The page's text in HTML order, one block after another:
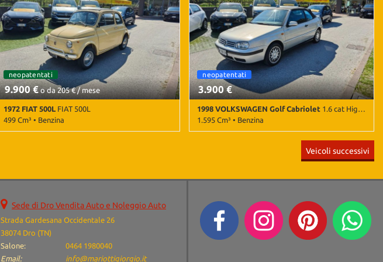
Sensori di parcheggio posteriori • Servosterzo
Immobilizzatore elettronico • Servosterzo
neopatentati
9.900 €o da 205 € / mese
1972 FIAT 500LFIAT 500L
499 Cm³ • Benzina
neopatentati cabrio neopatentati cabrio
3.900 €
1998 VOLKSWAGEN Golf Cabriolet 1.6 cat Highline KARMANN
1.595 Cm³ • Benzina
183.000 Km • Cambio Manuale (5) • Argento
metallizzato • 3 Porte • ABS • Airbag • Airbag
laterali • Airbag Passeggero • Cerchi in lega •
Veicoli successivi
Sede di Dro Vendita Auto e Noleggio Auto
Strada Gardesana Occidentale 26
38074 Dro (TN)
Salone:
0464 1980040
Email:
info@mariottigiorgio.it